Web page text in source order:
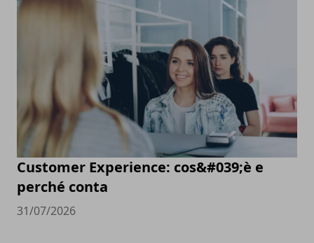
Customer Experience: cos&#039;è e
perché conta
31/07/2026